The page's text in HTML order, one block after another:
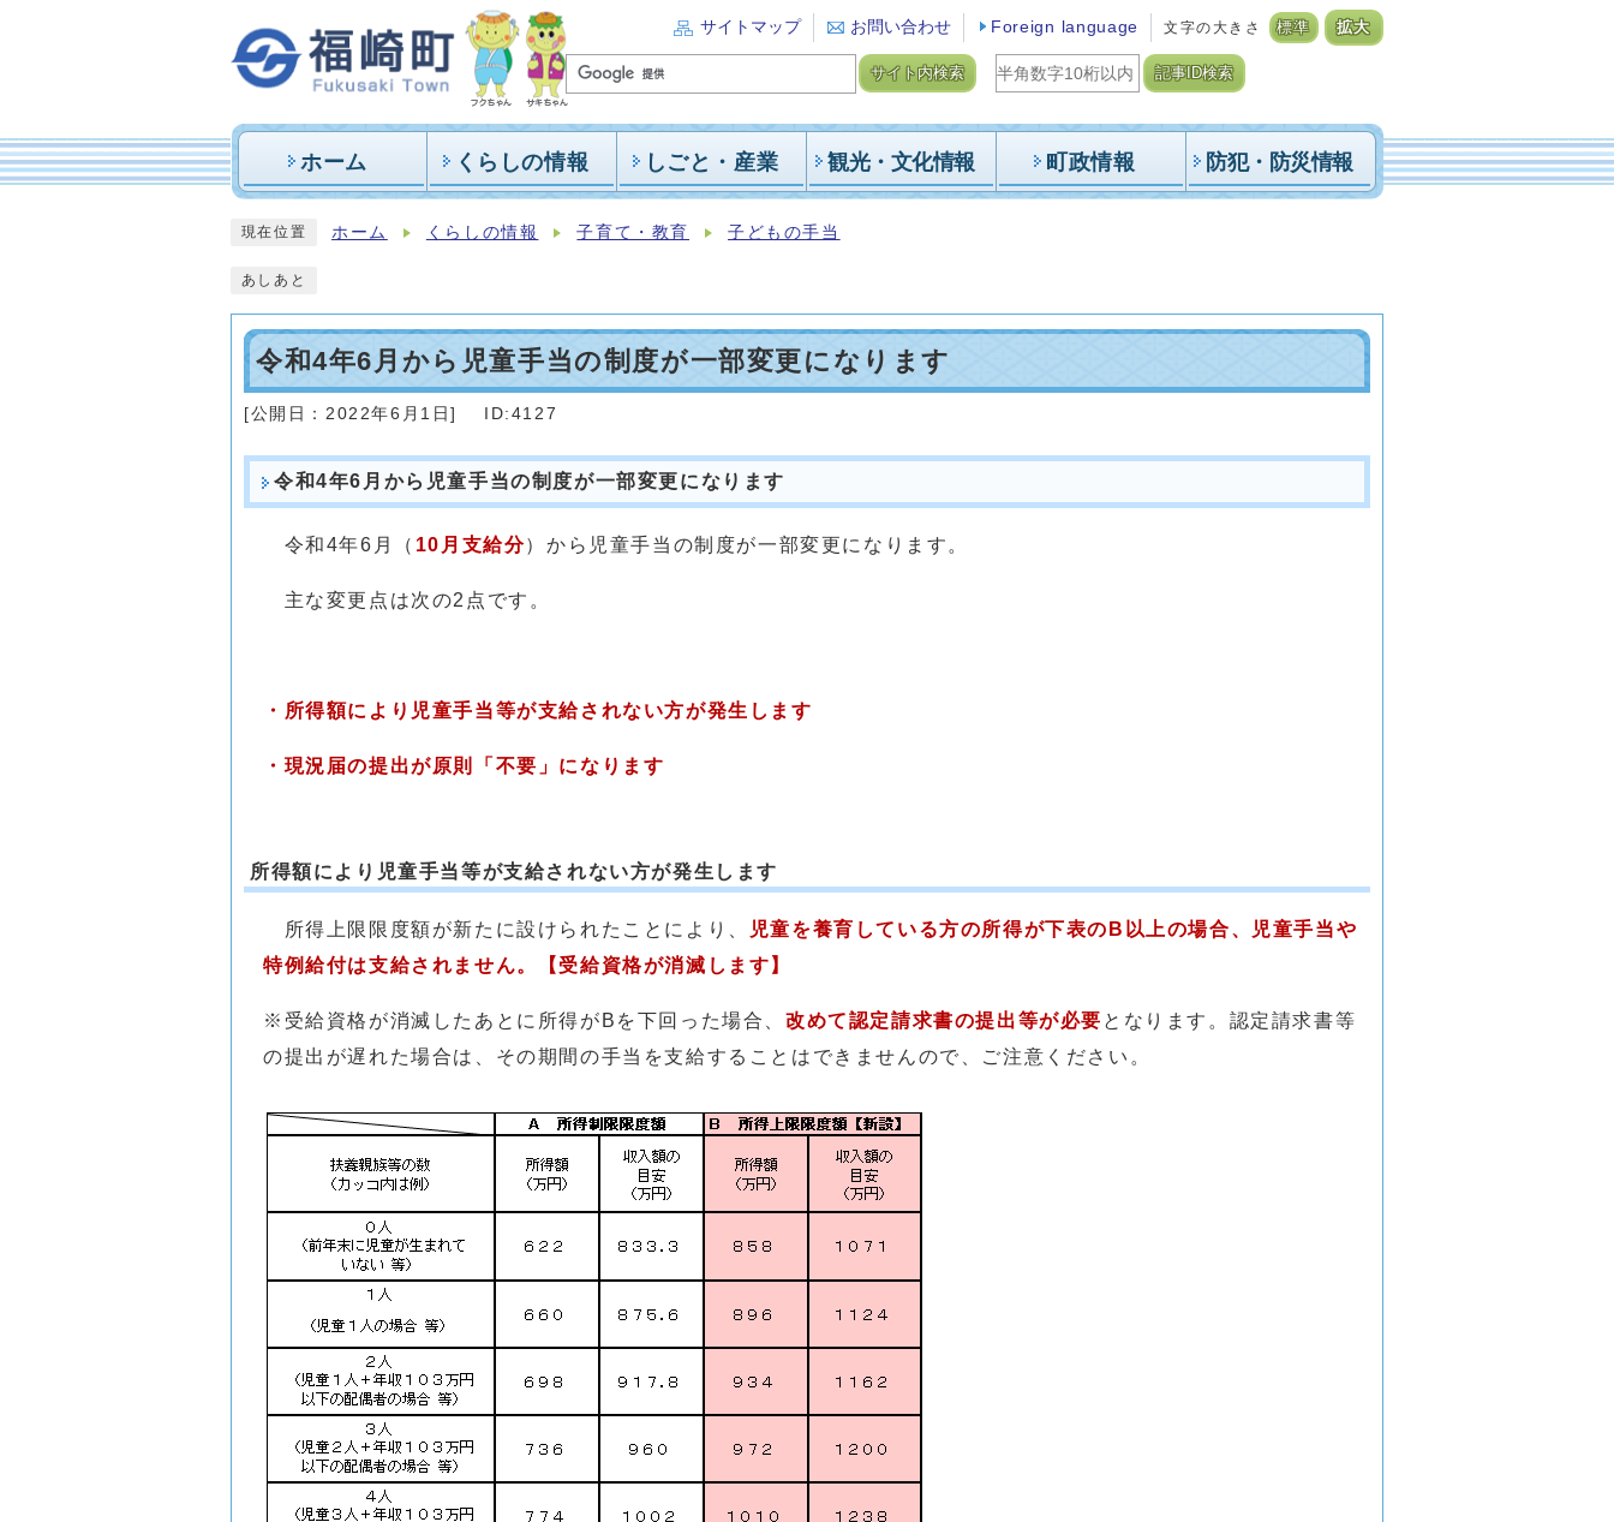
サイトマップ お問い合わせ Foreign language 文字の大きさ 標準 拡大
サイト内検索 記事ID検索
ホーム くらしの情報 しごと・産業 観光・文化情報 町政情報 防犯・防災情報
現在位置 ホーム くらしの情報 子育て・教育 子どもの手当
あしあと
令和4年6月から児童手当の制度が一部変更になります
[公開日： 2022年6月1日] ID:4127
令和4年6月から児童手当の制度が一部変更になります
令和4年6月（ 10月支給分）から児童手当の制度が一部変更になります。
主な変更点は次の2点です。
・所得額により児童手当等が支給されない方が発生します
・現況届の提出が原則「不要」になります
所得額により児童手当等が支給されない方が発生します
所得上限限度額が新たに設けられたことにより、
児童を養育している方の所得が下表のB以上の場合、児童手当や
特例給付は支給されません。【受給資格が消滅します】
※受給資格が消滅したあとに所得がBを下回った場合、改めて認定請求書の提出等が必要 となります。認定請求書等
の提出が遅れた場合は、その期間の手当を支給することはできませんので、ご注意ください。